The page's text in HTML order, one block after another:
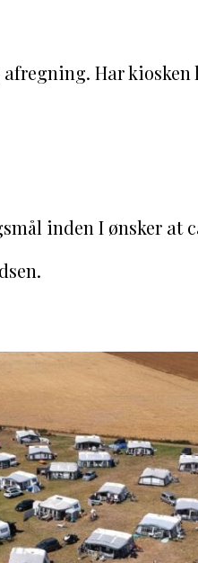
Har kiosken
inden I ønsker at
.